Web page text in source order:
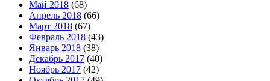
Май 2018 (68)
Апрель 2018 (66)
Март 2018 (67)
Февраль 2018 (43)
Январь 2018 (38)
Декабрь 2017 (40)
Ноябрь 2017 (42)